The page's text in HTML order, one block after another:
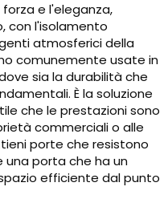
e l'eleganza,
con l'isolamento
atmosferici della
comunemente usate in
sia la durabilità che
È la soluzione
che le prestazioni sono
commerciali o alle
porte che resistono
porta che ha un
efficiente dal punto